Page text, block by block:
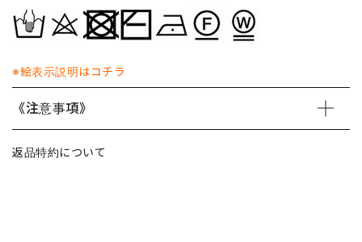
※絵表示説明はコチラ
《注意事項》
返品特約について